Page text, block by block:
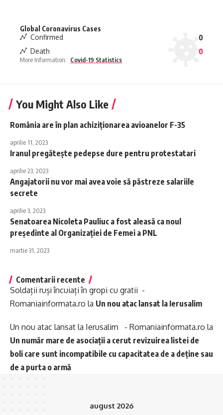
Global Coronavirus Cases
Confirmed
0
Death
0
More Information: Covid-19 Statistics
You Might Also Like
România are în plan achiziționarea avioanelor F-35
aprilie 11, 2023
Iranul pregătește pedepse dure pentru protestatari
aprilie 23, 2023
Angajatorii nu vor mai avea voie să păstreze salariile
secrete
aprilie 3, 2023
Senatoarea Nicoleta Pauliuc a fost aleasă ca noul
președinte al Organizației de Femei a PNL
martie 31, 2023
Comentarii recente
Soldații ruși încuiați în gropi cu gratii -
Romaniainformata.ro la Un nou atac lansat la Ierusalim
Un nou atac lansat la Ierusalim - Romaniainformata.ro la
Un număr mare de asociații a cerut revizuirea listei de
boli care sunt incompatibile cu capacitatea de a deține sau
de a purta o armă
august 2026